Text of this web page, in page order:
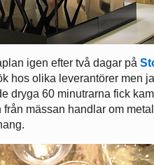
igen efter två dagar på
hos olika leverantörer men
dryga 60 minutrarna fick
från mässan handlar om